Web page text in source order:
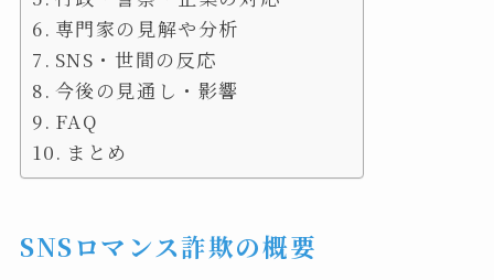
専門家の見解や分析
SNS・世間の反応
今後の見通し・影響
FAQ
まとめ
SNSロマンス詐欺の概要